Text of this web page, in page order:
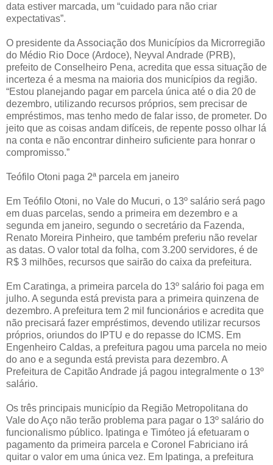
data estiver marcada, um “cuidado para não criar
expectativas”.
O presidente da Associação dos Municípios da Microrregião
do Médio Rio Doce (Ardoce), Neyval Andrade (PRB),
prefeito de Conselheiro Pena, acredita que essa situação de
incerteza é a mesma na maioria dos municípios da região.
“Estou planejando pagar em parcela única até o dia 20 de
dezembro, utilizando recursos próprios, sem precisar de
empréstimos, mas tenho medo de falar isso, de prometer. Do
jeito que as coisas andam difíceis, de repente posso olhar lá
na conta e não encontrar dinheiro suficiente para honrar o
compromisso.”
Teófilo Otoni paga 2ª parcela em janeiro
Em Teófilo Otoni, no Vale do Mucuri, o 13º salário será pago
em duas parcelas, sendo a primeira em dezembro e a
segunda em janeiro, segundo o secretário da Fazenda,
Renato Moreira Pinheiro, que também preferiu não revelar
as datas. O valor total da folha, com 3.200 servidores, é de
R$ 3 milhões, recursos que sairão do caixa da prefeitura.
Em Caratinga, a primeira parcela do 13º salário foi paga em
julho. A segunda está prevista para a primeira quinzena de
dezembro. A prefeitura tem 2 mil funcionários e acredita que
não precisará fazer empréstimos, devendo utilizar recursos
próprios, oriundos do IPTU e do repasse do ICMS. Em
Engenheiro Caldas, a prefeitura pagou uma parcela no meio
do ano e a segunda está prevista para dezembro. A
Prefeitura de Capitão Andrade já pagou integralmente o 13º
salário.
Os três principais município da Região Metropolitana do
Vale do Aço não terão problema para pagar o 13º salário do
funcionalismo público. Ipatinga e Timóteo já efetuaram o
pagamento da primeira parcela e Coronel Fabriciano irá
quitar o valor em uma única vez. Em Ipatinga, a prefeitura